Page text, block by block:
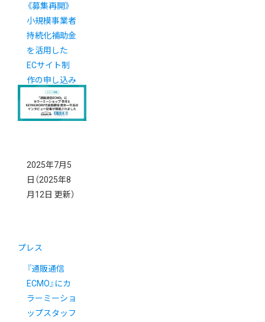
《募集再開》
小規模事業者
持続化補助金
を活用した
ECサイト制
作の申し込み
受付中！
2025年7月5
日 （2025年8
月12日 更新）
プレス
『通販通信
ECMO』にカ
ラーミーショ
ップスタッフ